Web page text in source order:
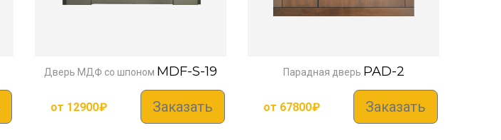
Дверь МДФ со шпоном MDF-S-19
от 12900₽ Заказать
Парадная дверь PAD-2
от 67800₽ Заказать